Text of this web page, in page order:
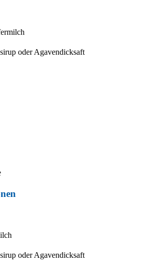
oder Agavendicksaft
oder Agavendicksaft